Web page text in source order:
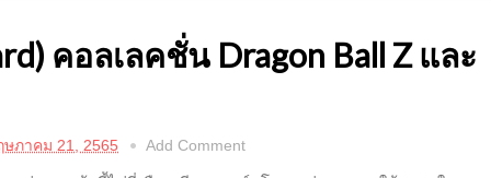
คอลเลคชั่น Dragon Ball Z และ
ษภาคม 21, 2565 Add Comment